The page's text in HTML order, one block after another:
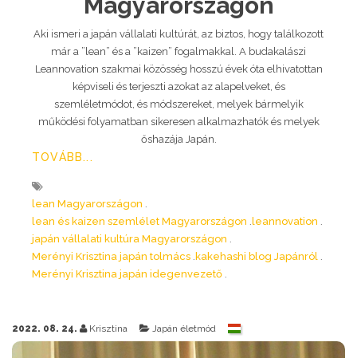
Aki ismeri a japán vállalati kultúrát, az biztos, hogy találkozott
már a ”lean” és a ”kaizen” fogalmakkal. A budakalászi
Leannovation szakmai közösség hosszú évek óta elhivatottan
képviseli és terjeszti azokat az alapelveket, és
szemléletmódot, és módszereket, melyek bármelyik
működési folyamatban sikeresen alkalmazhatók és melyek
őshazája Japán.
TOVÁBB...
lean Magyarországon
lean és kaizen szemlélet Magyarországon leannovation
japán vállalati kultúra Magyarországon
Merényi Krisztina japán tolmács kakehashi blog Japánról
Merényi Krisztina japán idegenvezető
2022. 08. 24. Krisztina Japán életmód